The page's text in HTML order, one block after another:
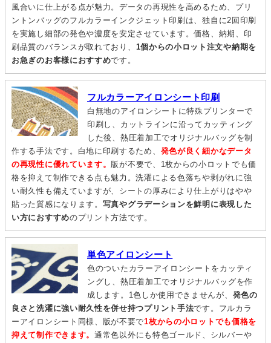
風合いに仕上がる点が魅力。データの再現性を高めるため、プリ
ントンバッグのフルカラーインクジェット印刷は、独自に2回印刷
を実施し細部の発色や濃度を安定させています。価格、納期、印
刷品質のバランスが取れており、 1個からの小ロット注文や納期を
お急ぎのお客様におすすめです。
フルカラーアイロンシート印刷
白無地のアイロンシートに特殊プリンターで
印刷し、カットラインに沿ってカッティング
した後、熱圧着加工でオリジナルバッグを制
作する手法です。白地に印刷するため、 発色が良く細かなデータ
の再現性に優れています。
版が不要で、1枚からの小ロットでも価
格を抑えて制作できる点も魅力。洗濯による色落ちや剥がれに強
い耐久性も備えていますが、シートの厚みにより仕上がりはやや
貼った質感になります。 写真やグラデーションを鮮明に表現した
い方におすすめのプリント方法です。
単色アイロンシート
色のついたカラーアイロンシートをカッティ
ングし、熱圧着加工でオリジナルバッグを作
成します。1色しか使用できませんが、 発色の
良さと洗濯に強い耐久性を併せ持つプリント手法です。フルカラ
ーアイロンシート同様、版が不要で1枚からの小ロットでも価格を
抑えて制作できます。 通常色以外にも特色ゴールド、シルバーや